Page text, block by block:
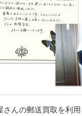
んの郵送買取を利用